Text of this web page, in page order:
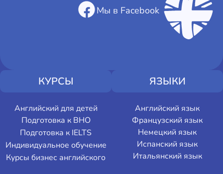
Мы в Facebook
КУРСЫ
Английский для детей
Подготовка к ВНО
Подготовка к IELTS
Индивидуальное обучение
Курсы бизнес английского
ЯЗЫКИ
Английский язык
Французский язык
Немецкий язык
Испанский язык
Итальянский язык